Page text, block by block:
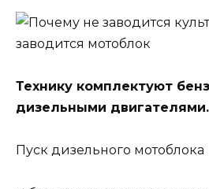
Технику комплектуют
дизельными двигателями.
Пуск дизельного мотоблока